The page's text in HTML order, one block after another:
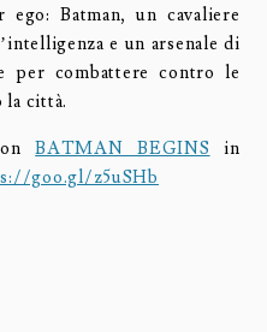
Batman, un cavaliere
e un arsenale di
per combattere contro le
la città.
BATMAN BEGINS in
goo.gl/z5uSHb